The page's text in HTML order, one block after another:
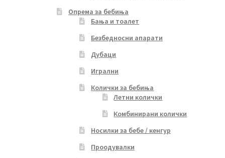
Опрема за бебиња
Бања и тоалет
Безбедносни апарати
Дубаци
Игрални
Колички за бебиња
Летни колички
Комбинирани колички
Носилки за бебе / кенгур
Проодувалки